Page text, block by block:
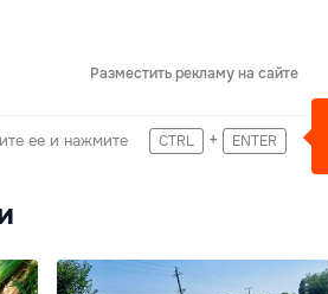
Разместить рекламу на сайте
ее и нажмите CTRL + ENTER